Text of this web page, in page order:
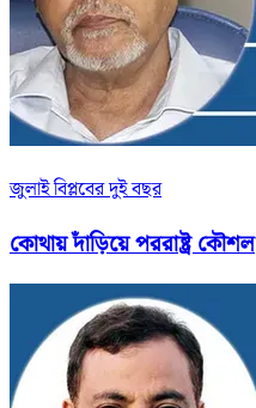
জুলাই বিপ্লবের দুই বছর
কোথায় দাঁড়িয়ে পররাষ্ট্র কৌশল